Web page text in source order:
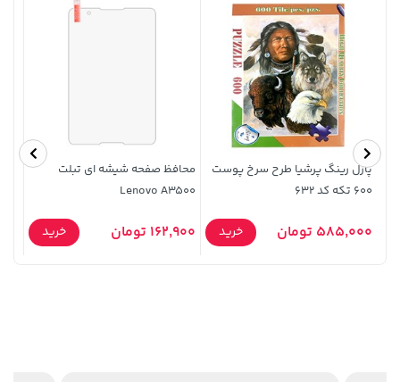
315,900 تومان
607,800 تومان
659,900
پازل رینگ پرشیا طرح سرخ پوست
600 تکه کد 632
585,000 تومان خرید
محافظ صفحه شیشه ای تبلت
Lenovo A3500
162,900 تومان خرید